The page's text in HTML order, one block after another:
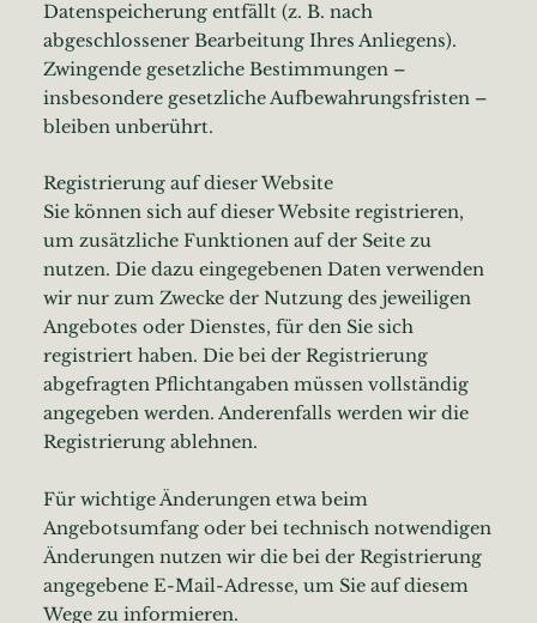
Datenspeicherung entfällt (z. B. nach
abgeschlossener Bearbeitung Ihres Anliegens).
Zwingende gesetzliche Bestimmungen –
insbesondere gesetzliche Aufbewahrungsfristen –
bleiben unberührt.
Registrierung auf dieser Website
Sie können sich auf dieser Website registrieren,
um zusätzliche Funktionen auf der Seite zu
nutzen. Die dazu eingegebenen Daten verwenden
wir nur zum Zwecke der Nutzung des jeweiligen
Angebotes oder Dienstes, für den Sie sich
registriert haben. Die bei der Registrierung
abgefragten Pflichtangaben müssen vollständig
angegeben werden. Anderenfalls werden wir die
Registrierung ablehnen.
Für wichtige Änderungen etwa beim
Angebotsumfang oder bei technisch notwendigen
Änderungen nutzen wir die bei der Registrierung
angegebene E-Mail-Adresse, um Sie auf diesem
Wege zu informieren.